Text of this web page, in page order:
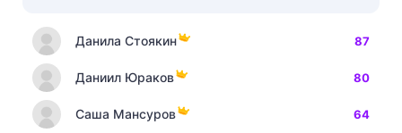
Данила Стоякин 87
Даниил Юраков 80
Саша Мансуров 64